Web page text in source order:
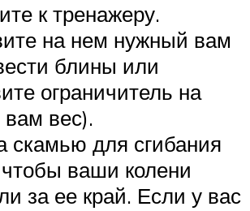
к тренажеру.
на нем нужный вам
блины или
ограничитель на
вес).
скамью для сгибания
чтобы ваши колени
за ее край. Если у вас